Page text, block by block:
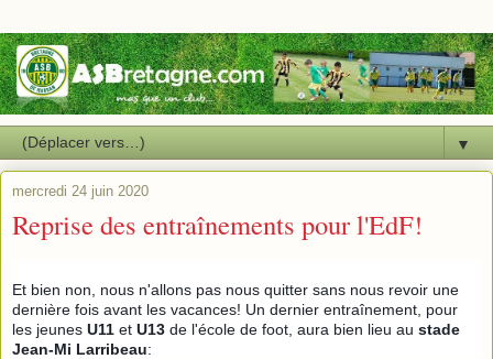
▼
mercredi 24 juin 2020
Reprise des entraînements pour l'EdF!
Et bien non, nous n'allons pas nous quitter sans nous revoir une
dernière fois avant les vacances! Un dernier entraînement, pour
les jeunes U11 et U13 de l'école de foot, aura bien lieu au stade
Jean-Mi Larribeau: